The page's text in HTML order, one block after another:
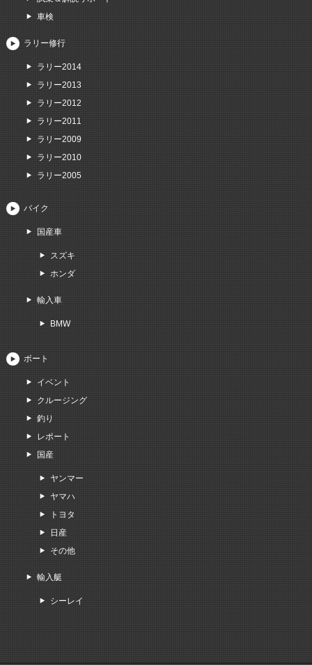
車検
ラリー修行
ラリー2014
ラリー2013
ラリー2012
ラリー2011
ラリー2009
ラリー2010
ラリー2005
バイク
国産車
スズキ
ホンダ
輸入車
BMW
ボート
イベント
クルージング
釣り
レポート
国産
ヤンマー
ヤマハ
トヨタ
日産
その他
輸入艇
シーレイ